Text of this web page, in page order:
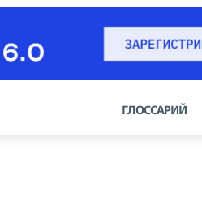
ГЛОССАРИЙ